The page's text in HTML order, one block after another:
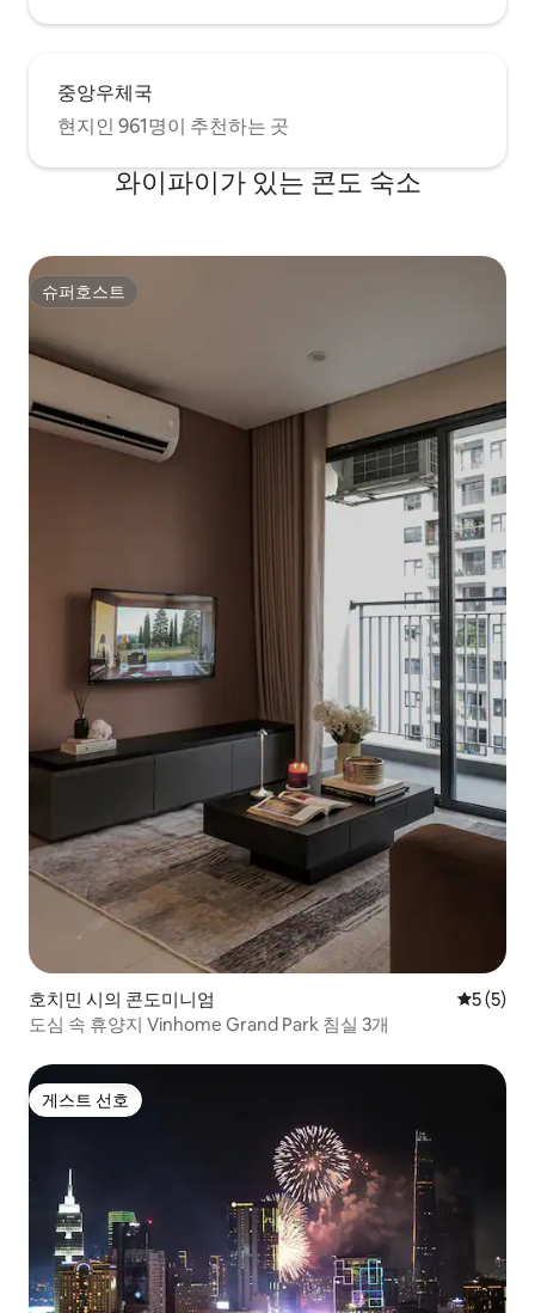
중앙우체국
현지인 961명이 추천하는 곳
와이파이가 있는 콘도 숙소
슈퍼호스트
슈퍼호스트
호치민 시의 콘도미니엄 평점 5점
5 (5)
도심 속 휴양지 Vinhome Grand Park 침실 3개
게스트 선호
게스트 선호